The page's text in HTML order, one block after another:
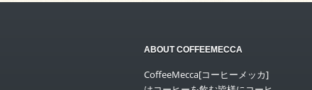
ABOUT COFFEEMECCA
CoffeeMecca[コーヒーメッカ]